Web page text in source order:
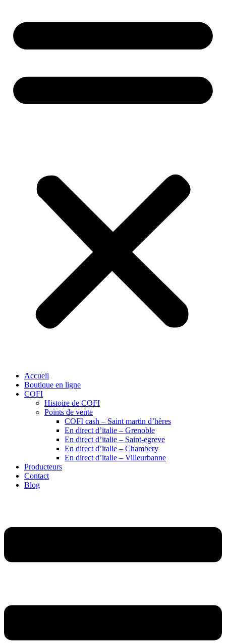
Accueil
Boutique en ligne
COFI
Histoire de COFI
Points de vente
COFI cash – Saint martin d’hères
En direct d’italie – Grenoble
En direct d’italie – Saint-egreve
En direct d’italie – Chambery
En direct d’italie – Villeurbanne
Producteurs
Contact
Blog